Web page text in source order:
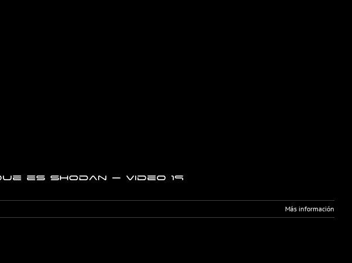
es Shodan – Video 19
Más información